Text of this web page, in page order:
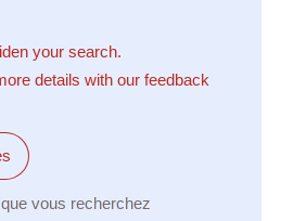
your search.
details with our feedback
vous recherchez